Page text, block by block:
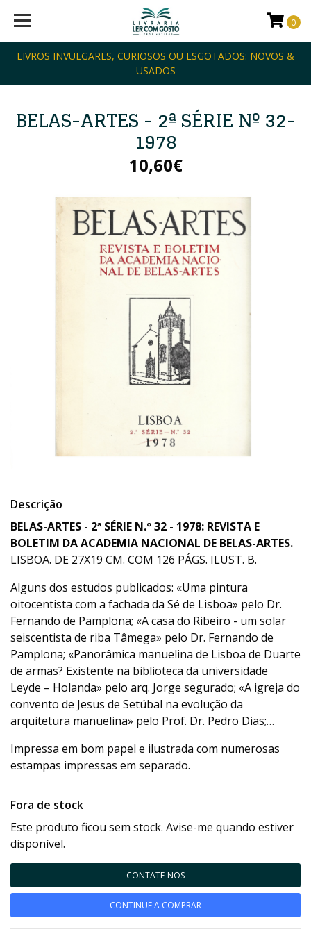
LIVROS INVULGARES, CURIOSOS OU ESGOTADOS: NOVOS &
USADOS
0
BELAS-ARTES - 2ª SÉRIE Nº 32-
1978
10,60€
Descrição
BELAS-ARTES - 2ª SÉRIE N.º 32 - 1978: REVISTA E
BOLETIM DA ACADEMIA NACIONAL DE BELAS-ARTES.
LISBOA. DE 27X19 CM. COM 126 PÁGS. ILUST. B.
Alguns dos estudos publicados: «Uma pintura
oitocentista com a fachada da Sé de Lisboa» pelo Dr.
Fernando de Pamplona; «A casa do Ribeiro - um solar
seiscentista de riba Tâmega» pelo Dr. Fernando de
Pamplona; «Panorâmica manuelina de Lisboa de Duarte
de armas? Existente na biblioteca da universidade
Leyde – Holanda» pelo arq. Jorge segurado; «A igreja do
convento de Jesus de Setúbal na evolução da
arquitetura manuelina» pelo Prof. Dr. Pedro Dias;…
Impressa em bom papel e ilustrada com numerosas
estampas impressas em separado.
Fora de stock
Este produto ficou sem stock. Avise-me quando estiver
disponível.
CONTATE-NOS
CONTINUE A COMPRAR